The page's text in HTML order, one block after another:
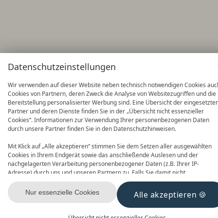
Datenschutzeinstellungen
Wir verwenden auf dieser Website neben technisch notwendigen Cookies
Cookies von Partnern, deren Zweck die Analyse von Websitezugriffen und die
Bereitstellung personalisierter Werbung sind. Eine Übersicht der
Partner und deren Dienste finden Sie in der „Übersicht nicht essenzieller
Cookies“. Informationen zur Verwendung Ihrer personenbezogenen Daten
durch unsere Partner finden Sie in den Datenschutzhinweisen.
Mit Klick auf „Alle akzeptieren“ stimmen Sie dem Setzen aller ausgewählten
Cookies in Ihrem Endgerät sowie das anschließende Auslesen und der
nachgelagerten Verarbeitung personenbezogener Daten (z.B. Ihrer IP-
Adresse) durch uns und unseren Partnern zu. Falls Sie damit nicht
einverstanden sind, klicken Sie bitte auf „Nur essenzielle Cookies“. Eine
individuelle Auswahl können Sie unter „Übersicht nicht essenzieller Cookies“
tätigen. Sie können Ihre Auswahl im Fußbereich dieser Website oder in den
Datenschutzhinweisen jederzeit aufrufen und ändern.
Alle akzeptieren
Nur essenzielle Cookies